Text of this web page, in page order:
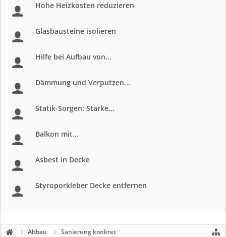
Hohe Heizkosten reduzieren
Glasbausteine isolieren
Hilfe bei Aufbau von...
Dämmung und Verputzen...
Statik-Sorgen: Starke...
Balkon mit...
Asbest in Decke
Styroporkleber Decke entfernen
Altbau Sanierung konkret